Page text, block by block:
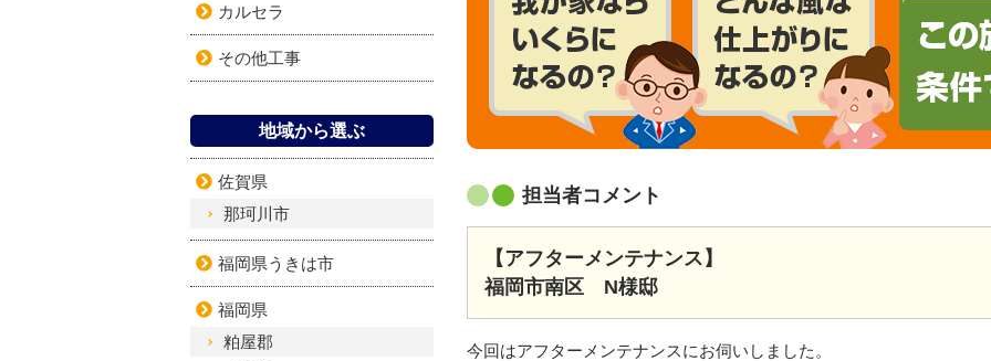
担当者コメント
【アフターメンテナンス】
福岡市南区 N様邸
今回はアフターメンテナンスにお伺いしました。
カルセラ
その他工事
地域から選ぶ
佐賀県
那珂川市
福岡県うきは市
福岡県
粕屋郡